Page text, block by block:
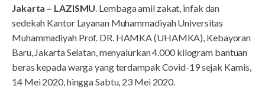
Jakarta – LAZISMU. Lembaga amil zakat, infak dan
sedekah Kantor Layanan Muhammadiyah Universitas
Muhammadiyah Prof. DR. HAMKA (UHAMKA), Kebayoran
Baru, Jakarta Selatan, menyalurkan 4.000 kilogram bantuan
beras kepada warga yang terdampak Covid-19 sejak Kamis,
14 Mei 2020, hingga Sabtu, 23 Mei 2020.